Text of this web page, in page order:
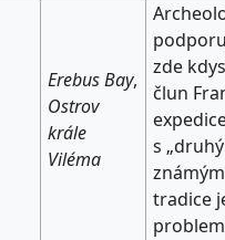
Erebus Bay,
Ostrov
krále
Viléma
zde
člun
s
tradice